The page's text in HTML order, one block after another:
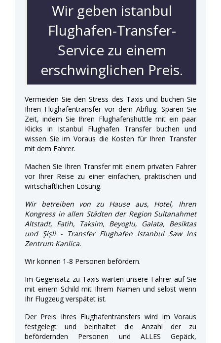
Wir geben istanbul
Flughafen-Transfer-
Service zu einem
erschwinglichen Preis.
Vermeiden Sie den Stress des Taxis und buchen Sie
Ihren Flughafentransfer vor dem Abflug. Sparen Sie
Zeit, indem Sie Ihren Flughafenshuttle mit ein paar
Klicks in Istanbul Flughafen Transfer buchen und
wissen Sie im Voraus die Kosten für Ihren Transfer
mit dem Fahrer.
Machen Sie Ihren Transfer mit einem privaten Fahrer
vor Ihrer Reise zu einer einfachen, praktischen und
wirtschaftlichen Lösung.
Wir betreiben von zu Hause aus, Hotel, Ihren
Kongress in allen Städten der Region Sultanahmet
Altstadt, Fatih, Taksim, Beyoglu, Galata, Besiktas
und Şişli - Transfer Flughafen Istanbul Saw Ins
Zentrum Kanlica.
Wir können 1-8 Personen befördern.
Im Gegensatz zu Taxis warten unsere Fahrer auf Sie
mit einem Schild mit Ihrem Namen und selbst wenn
Ihr Flugzeug verspätet ist.
Der Preis Ihres Flughafentransfers wird im Voraus
festgelegt und beinhaltet die Anzahl der zu
befördernden Personen und ALLES Gepäck,